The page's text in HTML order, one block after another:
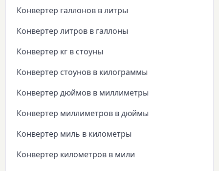
Конвертер галлонов в литры
Конвертер литров в галлоны
Конвертер кг в стоуны
Конвертер стоунов в килограммы
Конвертер дюймов в миллиметры
Конвертер миллиметров в дюймы
Конвертер миль в километры
Конвертер километров в мили